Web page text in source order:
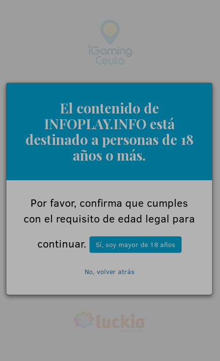
El contenido de
INFOPLAY.INFO está
destinado a personas de 18
años o más.
Por favor, confirma que cumples
con el requisito de edad legal para
continuar.
Sí, soy mayor de 18 años
No, volver atrás